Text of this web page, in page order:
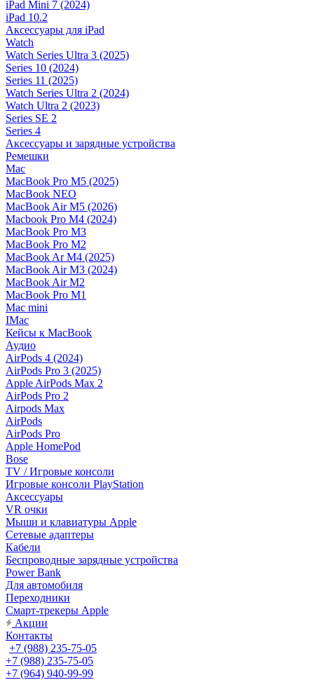
iPad Mini 7 (2024)
iPad 10.2
Аксессуары для iPad
Watch
Watch Series Ultra 3 (2025)
Series 10 (2024)
Series 11 (2025)
Watch Series Ultra 2 (2024)
Watch Ultra 2 (2023)
Series SE 2
Series 4
Аксессуары и зарядные устройства
Ремешки
Mac
MacBook Pro M5 (2025)
MacBook NEO
MacBook Air M5 (2026)
Macbook Pro M4 (2024)
MacBook Pro M3
MacBook Pro M2
MacBook Ar M4 (2025)
MacBook Air M3 (2024)
MacBook Air M2
MacBook Pro M1
Mac mini
IMac
Кейсы к MacBook
Аудио
AirPods 4 (2024)
AirPods Pro 3 (2025)
Apple AirPods Max 2
AirPods Pro 2
Airpods Max
AirPods
AirPods Pro
Apple HomePod
Bose
TV / Игровые консоли
Игровые консоли PlayStation
Аксессуары
VR очки
Мыши и клавиатуры Apple
Сетевые адаптеры
Кабели
Беспроводные зарядные устройства
Power Bank
Для автомобиля
Переходники
Смарт-трекеры Apple
Акции
Контакты
+7 (988) 235-75-05
+7 (988) 235-75-05
+7 (964) 940-99-99